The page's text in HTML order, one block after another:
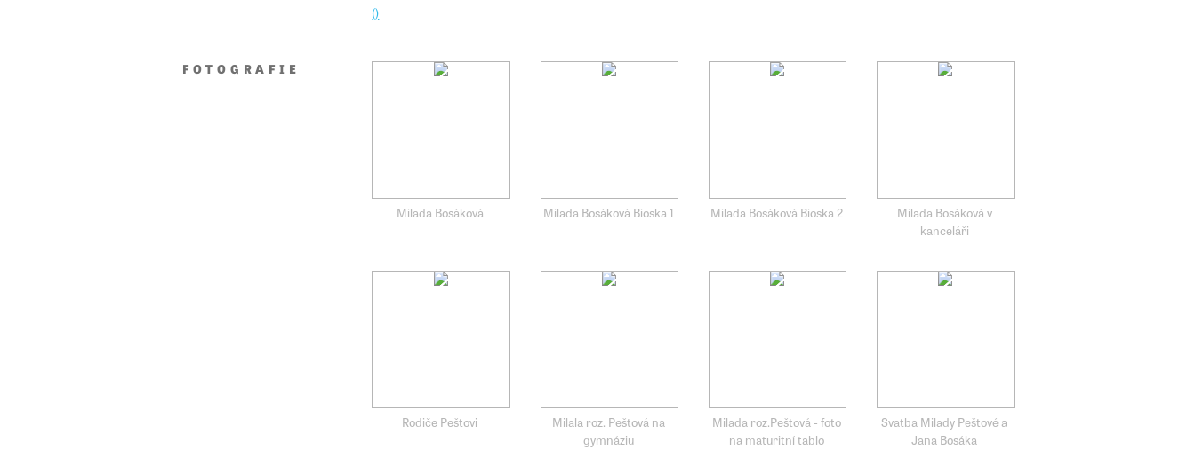
()
FOTOGRAFIE
Milada Bosáková Milada Bosáková Bioska 1 Milada Bosáková Bioska 2
Milada Bosáková v
kanceláři
Rodiče Peštovi
Milala roz. Peštová na
gymnáziu
Milada roz.Peštová - foto
na maturitní tablo
Svatba Milady Peštové a
Jana Bosáka